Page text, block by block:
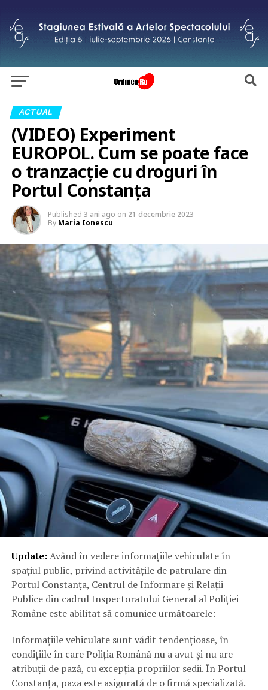
ACTUAL
(VIDEO) Experiment
EUROPOL. Cum se poate face
o tranzacție cu droguri în
Portul Constanța
Published 3 ani ago on 21 decembrie 2023
By Maria Ionescu
Update:Având în vedere informațiile vehiculate în
spațiul public, privind activitățile de patrulare din
Portul Constanța, Centrul de Informare și Relații
Publice din cadrul Inspectoratului General al Poliției
Române este abilitat să comunice următoarele:
Informațiile vehiculate sunt vădit tendențioase, în
condițiile în care Poliția Română nu a avut și nu are
atribuții de pază, cu excepția propriilor sedii. În Portul
Constanța, paza este asigurată de o firmă specializată.